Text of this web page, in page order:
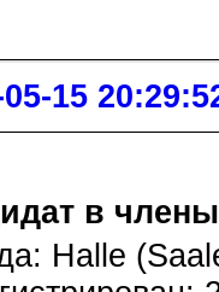
15
в
Halle